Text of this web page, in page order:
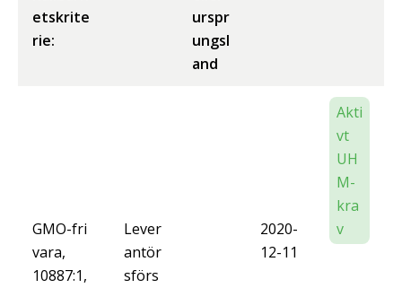
etskrite
rie:
urspr
ungsl
and
GMO-fri
vara,
10887:1,
Lever
antör
sförs
2020-
12-11
Akti
vt
UH
M-
kra
v